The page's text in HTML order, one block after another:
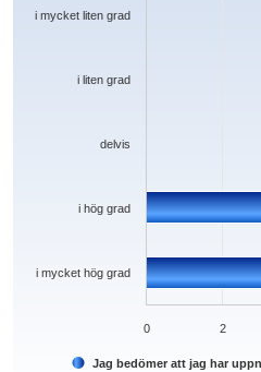
Jag bedömer att jag har
i mycket hög grad
i hög grad
delvis
i liten grad
i mycket liten grad
0 2